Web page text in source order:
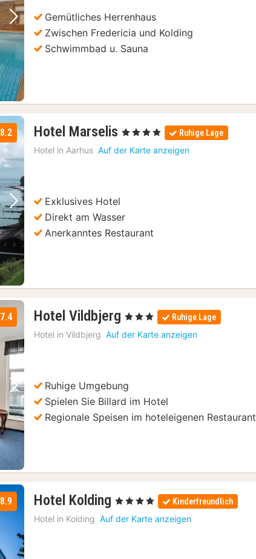
Nächstes Bild
Gemütliches Herrenhaus
Zwischen Fredericia und Kolding
Schwimmbad u. Sauna
Nächstes Bild
8.2 Hotel Marselis 1
Nacht
ab
, 4 Sterne Ruhige Lage
Hotel in Aarhus Auf der Karte anzeigen
Exklusives Hotel
Direkt am Wasser
Anerkanntes Restaurant
Nächstes Bild
7.4 Hotel Vildbjerg 1
Nacht
ab
, 3 Sterne Ruhige Lage
Hotel in Vildbjerg Auf der Karte anzeigen
Ruhige Umgebung
Spielen Sie Billard im Hotel
Regionale Speisen im hoteleigenen Restaurant
8.9 Hotel Kolding 1
Nacht
ab
, 4 Sterne Kinderfreundlich
Hotel in Kolding Auf der Karte anzeigen